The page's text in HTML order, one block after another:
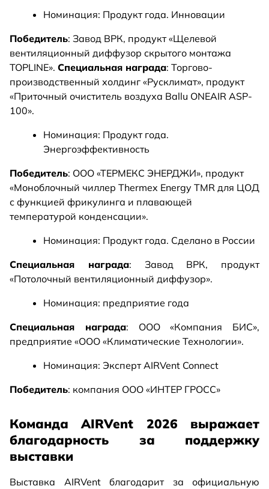
Номинация: Продукт года. Инновации
Победитель: Завод ВРК, продукт «Щелевой
вентиляционный диффузор скрытого монтажа
TOPLINE». Специальная награда: Торгово-
производственный холдинг «Русклимат», продукт
«Приточный очиститель воздуха Ballu ONEAIR ASP-
100».
Номинация: Продукт года.
Энергоэффективность
Победитель: ООО «ТЕРМЕКС ЭНЕРДЖИ», продукт
«Моноблочный чиллер Thermex Energy TMR для ЦОД
с функцией фрикулинга и плавающей
температурой конденсации».
Номинация: Продукт года. Сделано в России
Специальная награда: Завод ВРК, продукт
«Потолочный вентиляционный диффузор».
Номинация: предприятие года
Специальная награда: ООО «Компания БИС»,
предприятие «ООО «Климатические Технологии».
Номинация: Эксперт AIRVent Connect
Победитель: компания ООО «ИНТЕР ГРОСС»
Команда AIRVent 2026 выражает
благодарность за поддержку
выставки
Выставка AIRVent благодарит за официальную